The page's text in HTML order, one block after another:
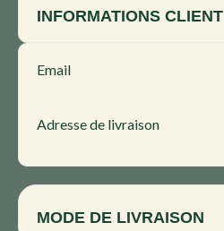
INFORMATIONS CLIENT
Email
Adresse de livraison
MODE DE LIVRAISON